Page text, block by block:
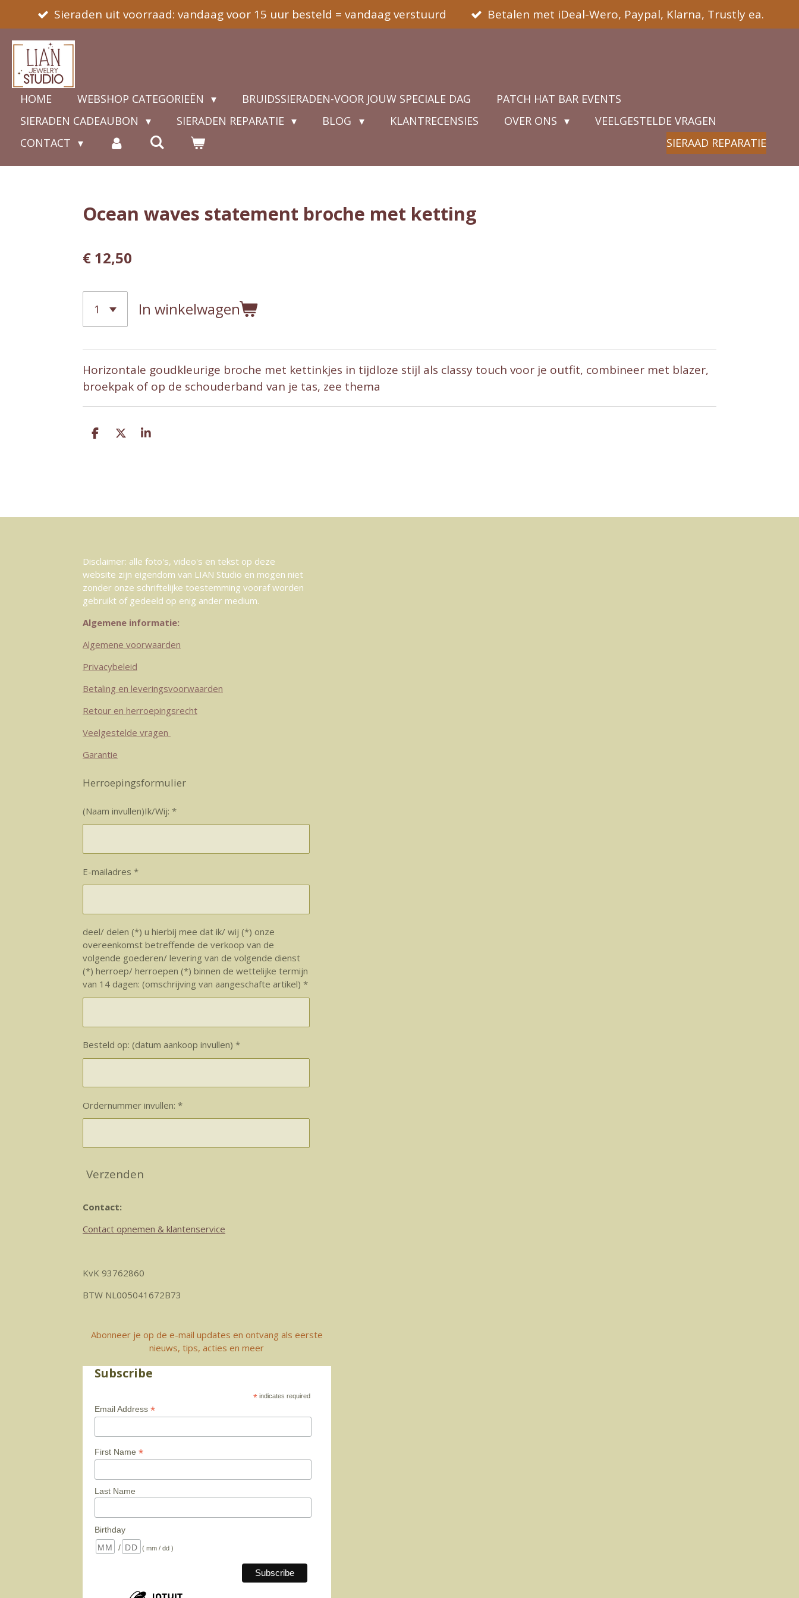
direct
naar
hoofdinhoud
Sieraden uit voorraad: vandaag voor 15 uur besteld = vandaag verstuurd Betalen met iDeal-Wero, Paypal, Klarna, Trustly ea.
HOME WEBSHOP CATEGORIEËN BRUIDSSIERADEN-VOOR JOUW SPECIALE DAG
PATCH HAT BAR EVENTS
SIERADEN CADEAUBON
SIERADEN REPARATIE BLOG KLANTRECENSIES OVER ONS
VEELGESTELDE VRAGEN
CONTACT
SIERAAD REPARATIE
Ocean waves statement broche met ketting
€ 12,50
In winkelwagen
Horizontale goudkleurige broche met kettinkjes in tijdloze stijl als classy touch voor je outfit, combineer met blazer,
broekpak of op de schouderband van je tas, zee thema
D
D
S
Disclaimer: alle foto's, video's en tekst op deze
website zijn eigendom van LIAN Studio en mogen niet
zonder onze schriftelijke toestemming vooraf worden
gebruikt of gedeeld op enig ander medium.
Algemene informatie:
Algemene voorwaarden
Privacybeleid
Betaling en leveringsvoorwaarden
Retour en herroepingsrecht
Veelgestelde vragen
Garantie
Herroepingsformulier
(Naam invullen)Ik/Wij: *
E-mailadres *
deel/ delen (*) u hierbij mee dat ik/ wij (*) onze
overeenkomst betreffende de verkoop van de
volgende goederen/ levering van de volgende dienst
(*) herroep/ herroepen (*) binnen de wettelijke termijn
van 14 dagen: (omschrijving van aangeschafte artikel) *
Besteld op: (datum aankoop invullen) *
Ordernummer invullen: *
Verzenden
Contact:
Contact opnemen & klantenservice
KvK 93762860
BTW NL005041672B73
Abonneer je op de e-mail updates en ontvang als eerste
nieuws, tips, acties en meer
Subscribe
*indicates required
Email Address *
First Name *
Last Name
Birthday
/
( mm / dd )